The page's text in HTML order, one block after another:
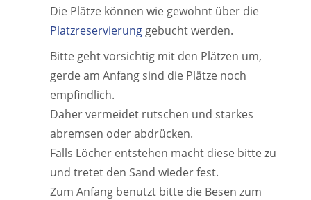
Die Plätze können wie gewohnt über die
Platzreservierung gebucht werden.
Bitte geht vorsichtig mit den Plätzen um,
gerde am Anfang sind die Plätze noch
empfindlich.
Daher vermeidet rutschen und starkes
abremsen oder abdrücken.
Falls Löcher entstehen macht diese bitte zu
und tretet den Sand wieder fest.
Zum Anfang benutzt bitte die Besen zum